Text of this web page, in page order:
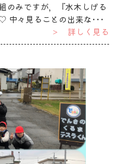
のみですが，『水木しげる
々見ることの出来な･･･
＞ 詳しく見る